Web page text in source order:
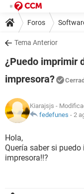
Foros
Tema Anterior
¿Puedo imprimir
impresora?
Kiarajsjs -
fedefunes - 2
Hola,
Quería saber si
impresora!!?